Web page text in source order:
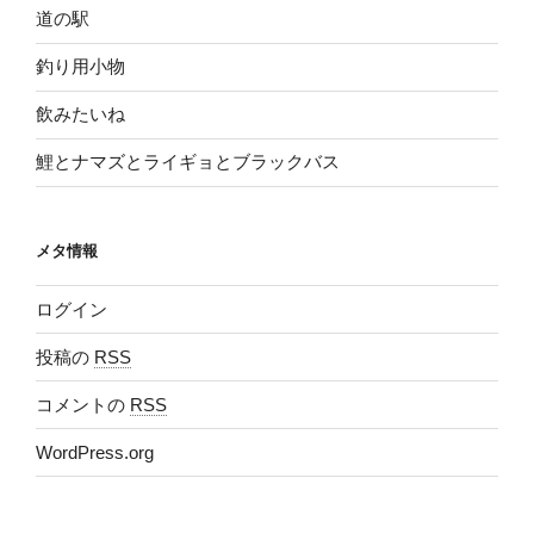
道の駅
釣り用小物
飲みたいね
鯉とナマズとライギョとブラックバス
メタ情報
ログイン
投稿の RSS
コメントの RSS
WordPress.org